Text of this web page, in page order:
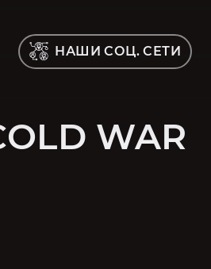
НАШИ СОЦ. СЕТИ
WAR